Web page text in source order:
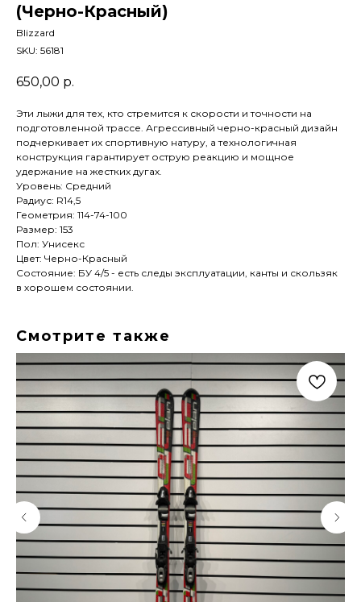
(Черно-Красный)
Blizzard
SKU: 56181
650,00 р.
Эти лыжи для тех, кто стремится к скорости и точности на
подготовленной трассе. Агрессивный черно-красный дизайн
подчеркивает их спортивную натуру, а технологичная
конструкция гарантирует острую реакцию и мощное
удержание на жестких дугах.
Уровень: Средний
Радиус: R14,5
Геометрия: 114-74-100
Размер: 153
Пол: Унисекс
Цвет: Черно-Красный
Состояние: БУ 4/5 - есть следы эксплуатации, канты и скользяк
в хорошем состоянии.
Смотрите также